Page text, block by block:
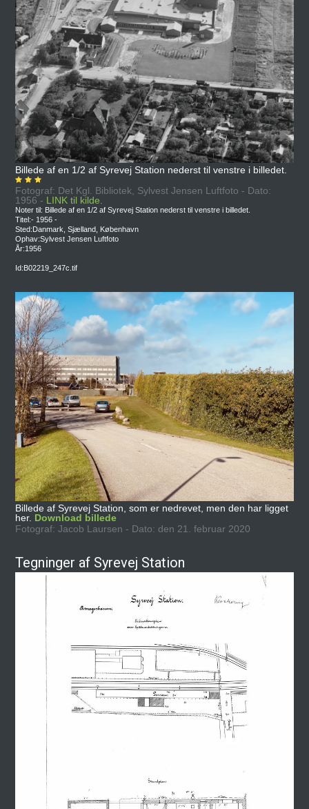
Billede af en 1/2 af Syrevej Station nederst til venstre i billedet.
Fotograf: Det Kgl. Bibliotek, Sylvest Jensen Luftfoto - Dato:
1956 - LINK til kilde.
Noter til: Billede af en 1/2 af Syrevej Station nederst til venstre i billedet.
Titel:- 1956 -
Sted:Danmark, Sjælland, København
Ophav:Sylvest Jensen Luftfoto
År:1956
Id:B02219_247c.tif
Billede af Syrevej Station, som er nedrevet, men den har ligget
her. Download billede
Fotograf: Jacob Laursen - Dato: den 21. februar 2020
Tegninger af Syrevej Station